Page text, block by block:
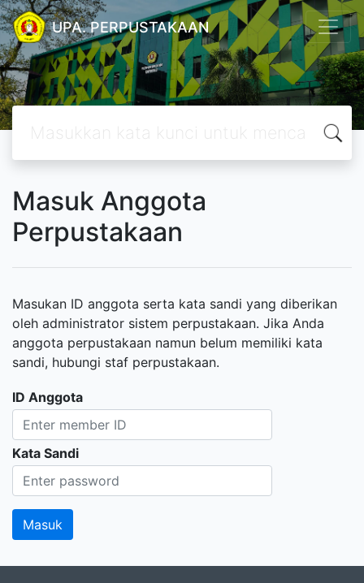
UPA. PERPUSTAKAAN
Masuk Anggota
Perpustakaan
Masukan ID anggota serta kata sandi yang diberikan
oleh administrator sistem perpustakaan. Jika Anda
anggota perpustakaan namun belum memiliki kata
sandi, hubungi staf perpustakaan.
ID Anggota
Kata Sandi